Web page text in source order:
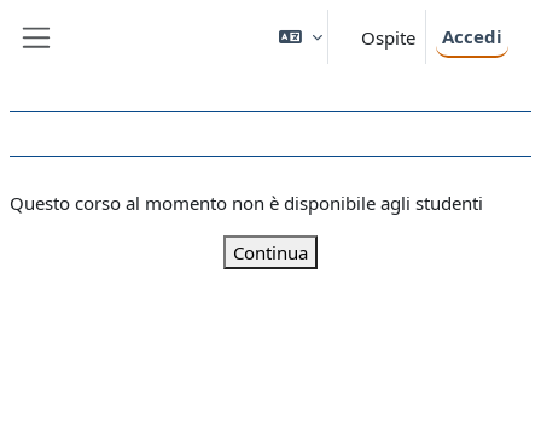
Ospite Accedi
Questo corso al momento non è disponibile agli studenti
Continua